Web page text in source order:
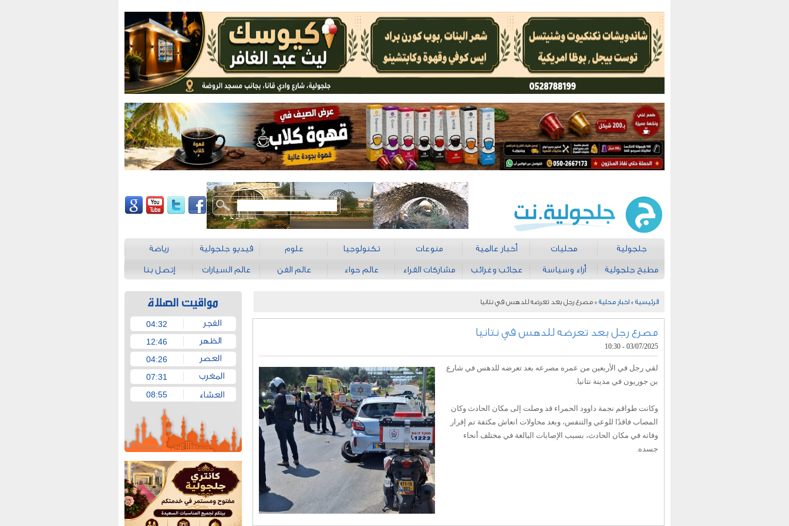
جلجولية محليات أخبار عالمية منوعات تكنولوجيا علوم فيديو جلجولية رياضة
مطبخ جلجولية أراء وسياسة عجائب وغرائب مشاركات القراء عالم حواء عالم الفن عالم السيارات إتصل بنا
الرئيسية » اخبار محلية » مصرع رجل بعد تعرضه للدهس في نتانيا
مصرع رجل بعد تعرضه للدهس في نتانيا
03/07/2025 - 10:30
لقي رجل في الأربعين من عمره مصرعه بعد تعرضه للدهس في شارع
بن جوريون في مدينة نتانيا.
وكانت طواقم نجمة داوود الحمراء قد وصلت إلى مكان الحادث وكان
المصاب فاقدًا للوعي والتنفس، وبعد محاولات انعاش مكثفة تم إقرار
وفاته في مكان الحادث، بسبب الإصابات البالغة في مختلف أنحاء
جسده.
04:32
12:46
04:26
07:31
08:55